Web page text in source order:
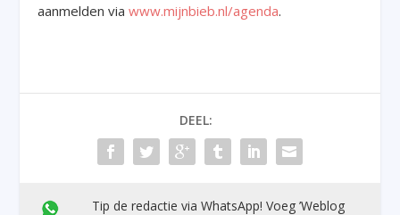
aanmelden viawww.mijnbieb.nl/agenda.
DEEL:
Tip de redactie via WhatsApp! Voeg ’Weblog